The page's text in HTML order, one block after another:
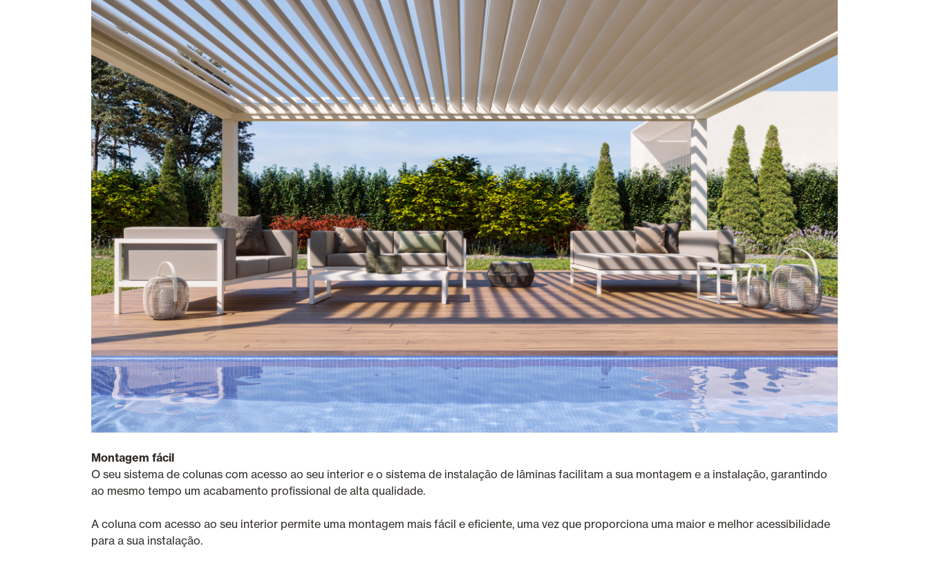
Montagem fácil
O seu sistema de colunas com acesso ao seu interior e o sistema de instalação de lâminas facilitam a sua montagem e a instalação, garantindo
ao mesmo tempo um acabamento profissional de alta qualidade.
A coluna com acesso ao seu interior permite uma montagem mais fácil e eficiente, uma vez que proporciona uma maior e melhor acessibilidade
para a sua instalação.